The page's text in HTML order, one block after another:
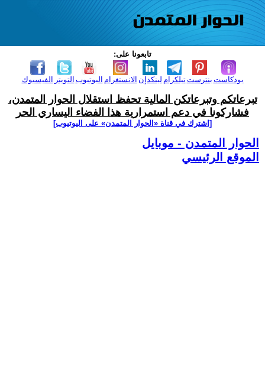
تابعونا على:
الفيسبوك التويتر اليوتيوب الانستغرام لينكدإن تيلكرامبنترست بودكاست
تبرعاتكم وتبرعاتكن المالية تحفظ استقلال الحوار المتمدن،
فشاركونا في دعم استمرارية هذا الفضاء اليساري الحر
[اشترك في قناة ‫«الحوار المتمدن» على اليوتيوب]
الحوار المتمدن - موبايل
الموقع الرئيسي